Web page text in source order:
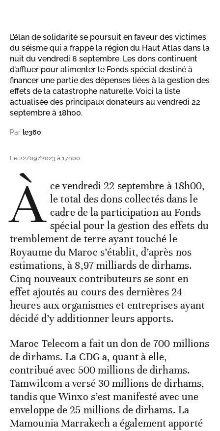
L’élan de solidarité se poursuit en faveur des victimes
du séisme qui a frappé la région du Haut Atlas dans la
nuit du vendredi 8 septembre. Les dons continuent
d’affluer pour alimenter le Fonds spécial destiné à
financer une partie des dépenses liées à la gestion des
effets de la catastrophe naturelle. Voici la liste
actualisée des principaux donateurs au vendredi 22
septembre à 18h00.
Par le360
Le 22/09/2023 à 17h00
À ce vendredi 22 septembre à 18h00,
le total des dons collectés dans le
cadre de la participation au Fonds
spécial pour la gestion des effets du
tremblement de terre ayant touché le
Royaume du Maroc s’établit, d’après nos
estimations, à 8,97 milliards de dirhams.
Cinq nouveaux contributeurs se sont en
effet ajoutés au cours des dernières 24
heures aux organismes et entreprises ayant
décidé d’y additionner leurs apports.
Maroc Telecom a fait un don de 700 millions
de dirhams. La CDG a, quant à elle,
contribué avec 500 millions de dirhams.
Tamwilcom a versé 30 millions de dirhams,
tandis que Winxo s’est manifesté avec une
enveloppe de 25 millions de dirhams. La
Mamounia Marrakech a également apporté